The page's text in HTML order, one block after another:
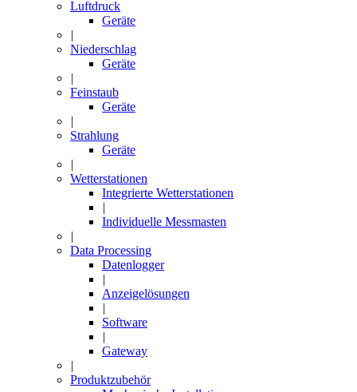
Luftdruck
Geräte
|
Niederschlag
Geräte
|
Feinstaub
Geräte
|
Strahlung
Geräte
|
Wetterstationen
Integrierte Wetterstationen
|
Individuelle Messmasten
|
Data Processing
Datenlogger
|
Anzeigelösungen
|
Software
|
Gateway
|
Produktzubehör